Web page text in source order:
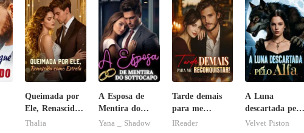
Queimada por
Ele, Renascida
como Estrela
Thalia
A Esposa de
Mentira do
Sottocapo
Yana _ Shadow
Tarde demais
para me
reconquistar!
IReader
A Luna
descartada pelo
Alfa
Velvet Piston